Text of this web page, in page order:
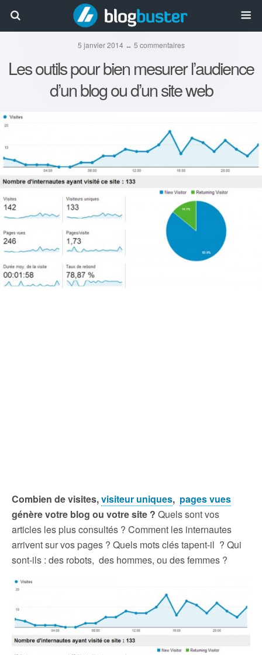
5 janvier 2014 ↔ 5 commentaires
Les outils pour bien mesurer l’audience
d’un blog ou d’un site web
Combien de visites,visiteur uniques, pages vues
génère votre blog ou votre site ? Quels sont vos
articles les plus consultés ? Comment les internautes
arrivent sur vos pages ? Quels mots clés tapent-il ? Qui
sont-ils : des robots, des hommes, ou des femmes ?